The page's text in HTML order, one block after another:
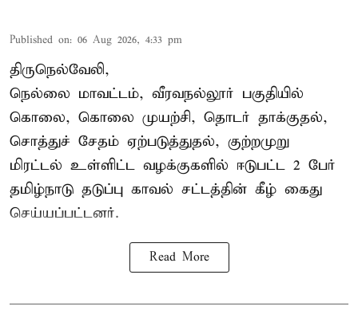
Published on: 06 Aug 2026, 4:33 pm
திருநெல்வேலி,
நெல்லை மாவட்டம், வீரவநல்லூர் பகுதியில்
கொலை, கொலை முயற்சி, தொடர் தாக்குதல்,
சொத்துச் சேதம் ஏற்படுத்துதல், குற்றமுறு
மிரட்டல் உள்ளிட்ட வழக்குகளில் ஈடுபட்ட 2 பேர்
தமிழ்நாடு தடுப்பு காவல் சட்டத்தின் கீழ் கைது
செய்யப்பட்டனர்.
Read More